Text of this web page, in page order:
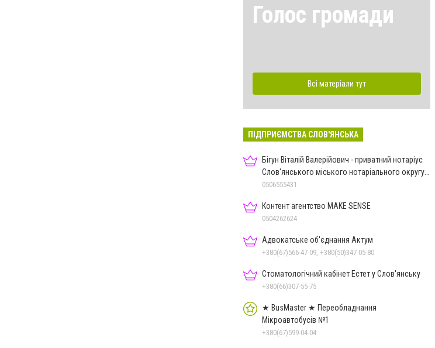
Голос громади
Всі матеріали тут
ПІДПРИЄМСТВА СЛОВ'ЯНСЬКА
Бігун Віталій Валерійович - приватний нотаріус
Слов'янського міського нотаріального округу
Дон.обл.
0506555431
Контент агентство MAKE SENSE
0504262624
Адвокатське об'єднання Актум
+380(67)566-47-09, +380(50)347-05-80
Стоматологічний кабінет Естет у Слов'янську
+380(66)307-55-75
★ BusMaster ★ Переобладнання
Мікроавтобусів №1
+380(67)599-04-04